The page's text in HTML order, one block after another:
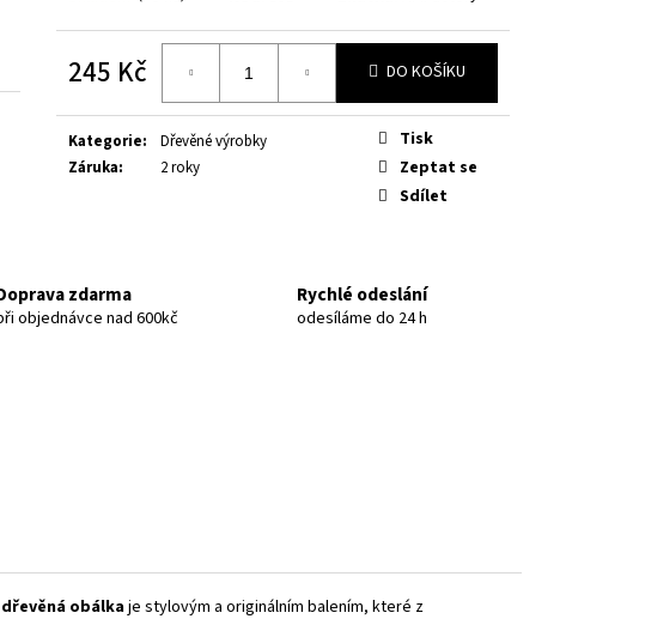
245 Kč
cena:
DO KOŠÍKU
Kategorie:
Dřevěné výrobky
Záruka: 2 roky
Tisk
Zeptat se
Sdílet
zdarma
objednávce nad 600kč
Rychlé odeslání
odesíláme do 24 h
obálkaje stylovým a originálním balením, které z